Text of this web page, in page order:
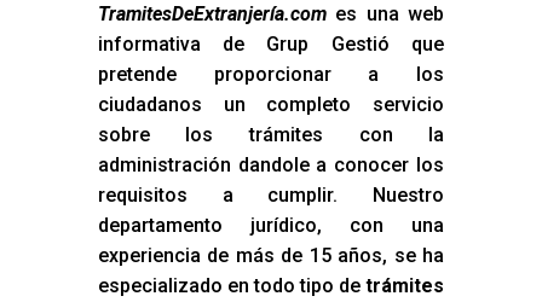
TramitesDeExtranjería.comes una web
informativa de Grup Gestió que
pretende proporcionar a los
ciudadanos un completo servicio
sobre los trámites con la
administración dandole a conocer los
requisitos a cumplir. Nuestro
departamento jurídico, con una
experiencia de más de 15 años, se ha
especializado en todo tipo detrámites